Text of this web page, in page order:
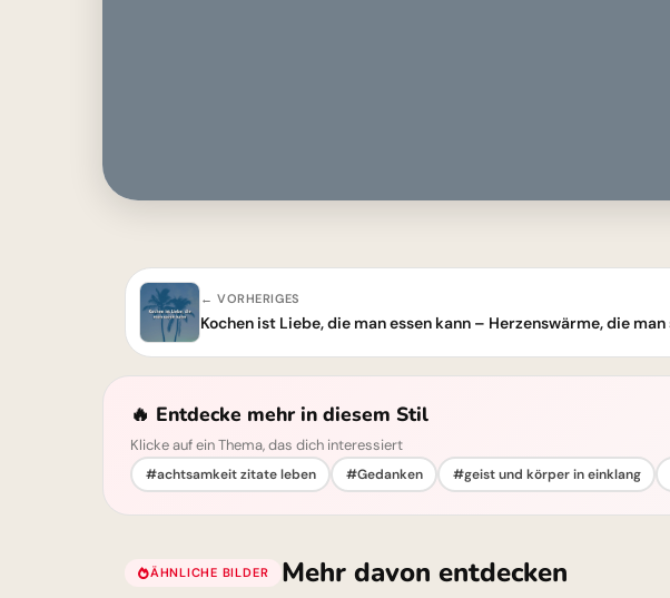
← VORHERIGES
🔥 Entdecke mehr in diesem Stil
Klicke auf ein Thema, das dich interessiert
#achtsamkeit zitate leben #Gedanken #geist und körper in einklang
ÄHNLICHE BILDER Mehr davon entdecken